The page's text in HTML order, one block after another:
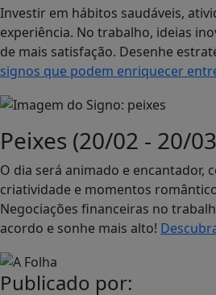
Investir em hábitos saudáveis,
experiência. No trabalho, ideias
de mais satisfação. Desenhe
signos que podem enriquecer
Peixes (20/02 - 20/
O dia será animado e encantador,
criatividade e momentos
Negociações financeiras no
acordo e sonhe mais alto!
Publicado por: